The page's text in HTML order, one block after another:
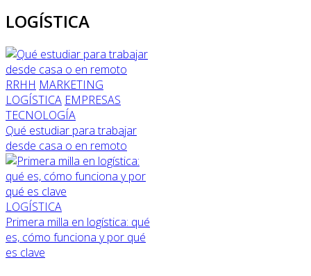
LOGÍSTICA
RRHH MARKETING
LOGÍSTICA EMPRESAS
TECNOLOGÍA
Qué estudiar para trabajar
desde casa o en remoto
LOGÍSTICA
Primera milla en logística: qué
es, cómo funciona y por qué
es clave